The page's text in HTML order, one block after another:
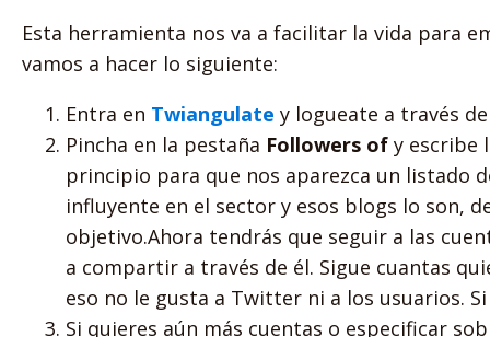
Esta herramienta nos va a facilitar la vida para
vamos a hacer lo siguiente:
Entra en Twiangulate y logueate a través
Pincha en la pestaña Followers of y escribe
principio para que nos aparezca un listado
influyente en el sector y esos blogs lo son,
objetivo.Ahora tendrás que seguir a las
a compartir a través de él. Sigue cuantas
eso no le gusta a Twitter ni a los usuarios.
Si quieres aún más cuentas o especificar